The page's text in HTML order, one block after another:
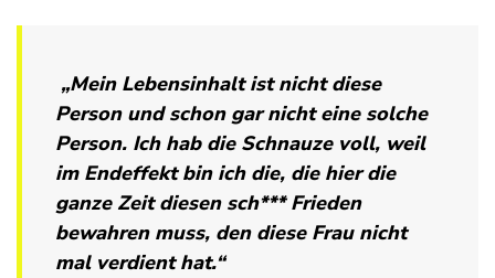
„Mein Lebensinhalt ist nicht diese
Person und schon gar nicht eine solche
Person. Ich hab die Schnauze voll, weil
im Endeffekt bin ich die, die hier die
ganze Zeit diesen sch*** Frieden
bewahren muss, den diese Frau nicht
mal verdient hat.“